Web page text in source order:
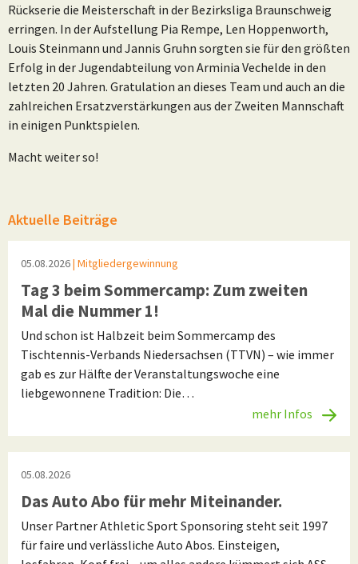
Rückserie die Meisterschaft in der Bezirksliga Braunschweig
erringen. In der Aufstellung Pia Rempe, Len Hoppenworth,
Louis Steinmann und Jannis Gruhn sorgten sie für den größten
Erfolg in der Jugendabteilung von Arminia Vechelde in den
letzten 20 Jahren. Gratulation an dieses Team und auch an die
zahlreichen Ersatzverstärkungen aus der Zweiten Mannschaft
in einigen Punktspielen.
Macht weiter so!
Aktuelle Beiträge
05.08.2026| Mitgliedergewinnung
Tag 3 beim Sommercamp: Zum zweiten
Mal die Nummer 1!
Und schon ist Halbzeit beim Sommercamp des
Tischtennis-Verbands Niedersachsen (TTVN) – wie immer
gab es zur Hälfte der Veranstaltungswoche eine
liebgewonnene Tradition: Die…
mehr Infos
05.08.2026
Das Auto Abo für mehr Miteinander.
Unser Partner Athletic Sport Sponsoring steht seit 1997
für faire und verlässliche Auto Abos. Einsteigen,